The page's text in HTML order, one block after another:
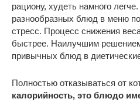
рациону, худеть намного
разнообразных блюд в меню
стресс. Процесс снижения
быстрее. Наилучшим
привычных блюд в
Полностью отказываться от
калорийность, это блюдо